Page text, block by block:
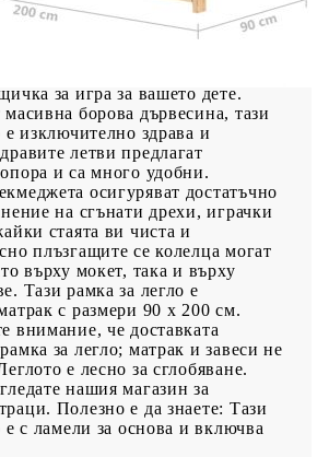
проектирано с рамка тип
където можете да закачите
за игра за вашето дете.
борова дървесина, тази
е изключително здрава и
летви предлагат
и са много удобни.
осигуряват достатъчно
на сгънати дрехи, играчки
стаята ви чиста и
плъзгащите се колелца могат
върху мокет, така и върху
Тази рамка за легло е
с размери 90 x 200 см.
внимание, че доставката
за легло; матрак и завеси не
е лесно за сглобяване.
нашия магазин за
Полезно е да знаете: Тази
е с ламели за основа и включва